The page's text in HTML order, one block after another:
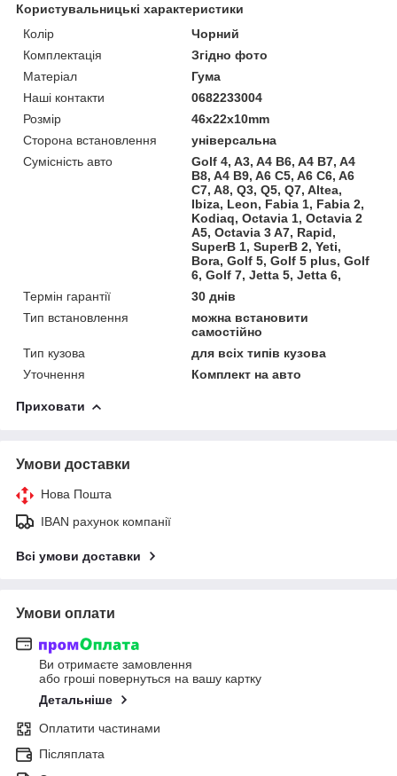
Користувальницькі характеристики
Колір
Чорний
Комплектація
Згідно фото
Матеріал
Гума
Наші контакти
0682233004
Розмір
46x22x10mm
Сторона встановлення
універсальна
Сумісність авто
Golf 4, A3, A4 B6, A4 B7, A4
B8, A4 B9, A6 C5, A6 C6, A6
C7, A8, Q3, Q5, Q7, Altea,
Ibiza, Leon, Fabia 1, Fabia 2,
Kodiaq, Octavia 1, Octavia 2
A5, Octavia 3 A7, Rapid,
SuperB 1, SuperB 2, Yeti,
Bora, Golf 5, Golf 5 plus, Golf
6, Golf 7, Jetta 5, Jetta 6,
Термін гарантії
30 днів
Тип встановлення
можна встановити
самостійно
Тип кузова
для всіх типів кузова
Уточнення
Комплект на авто
Приховати
Умови доставки
Нова Пошта
IBAN рахунок компанії
Всі умови доставки
Умови оплати
Ви отримаєте замовлення
або гроші повернуться на вашу картку
Детальніше
Оплатити частинами
Післяплата